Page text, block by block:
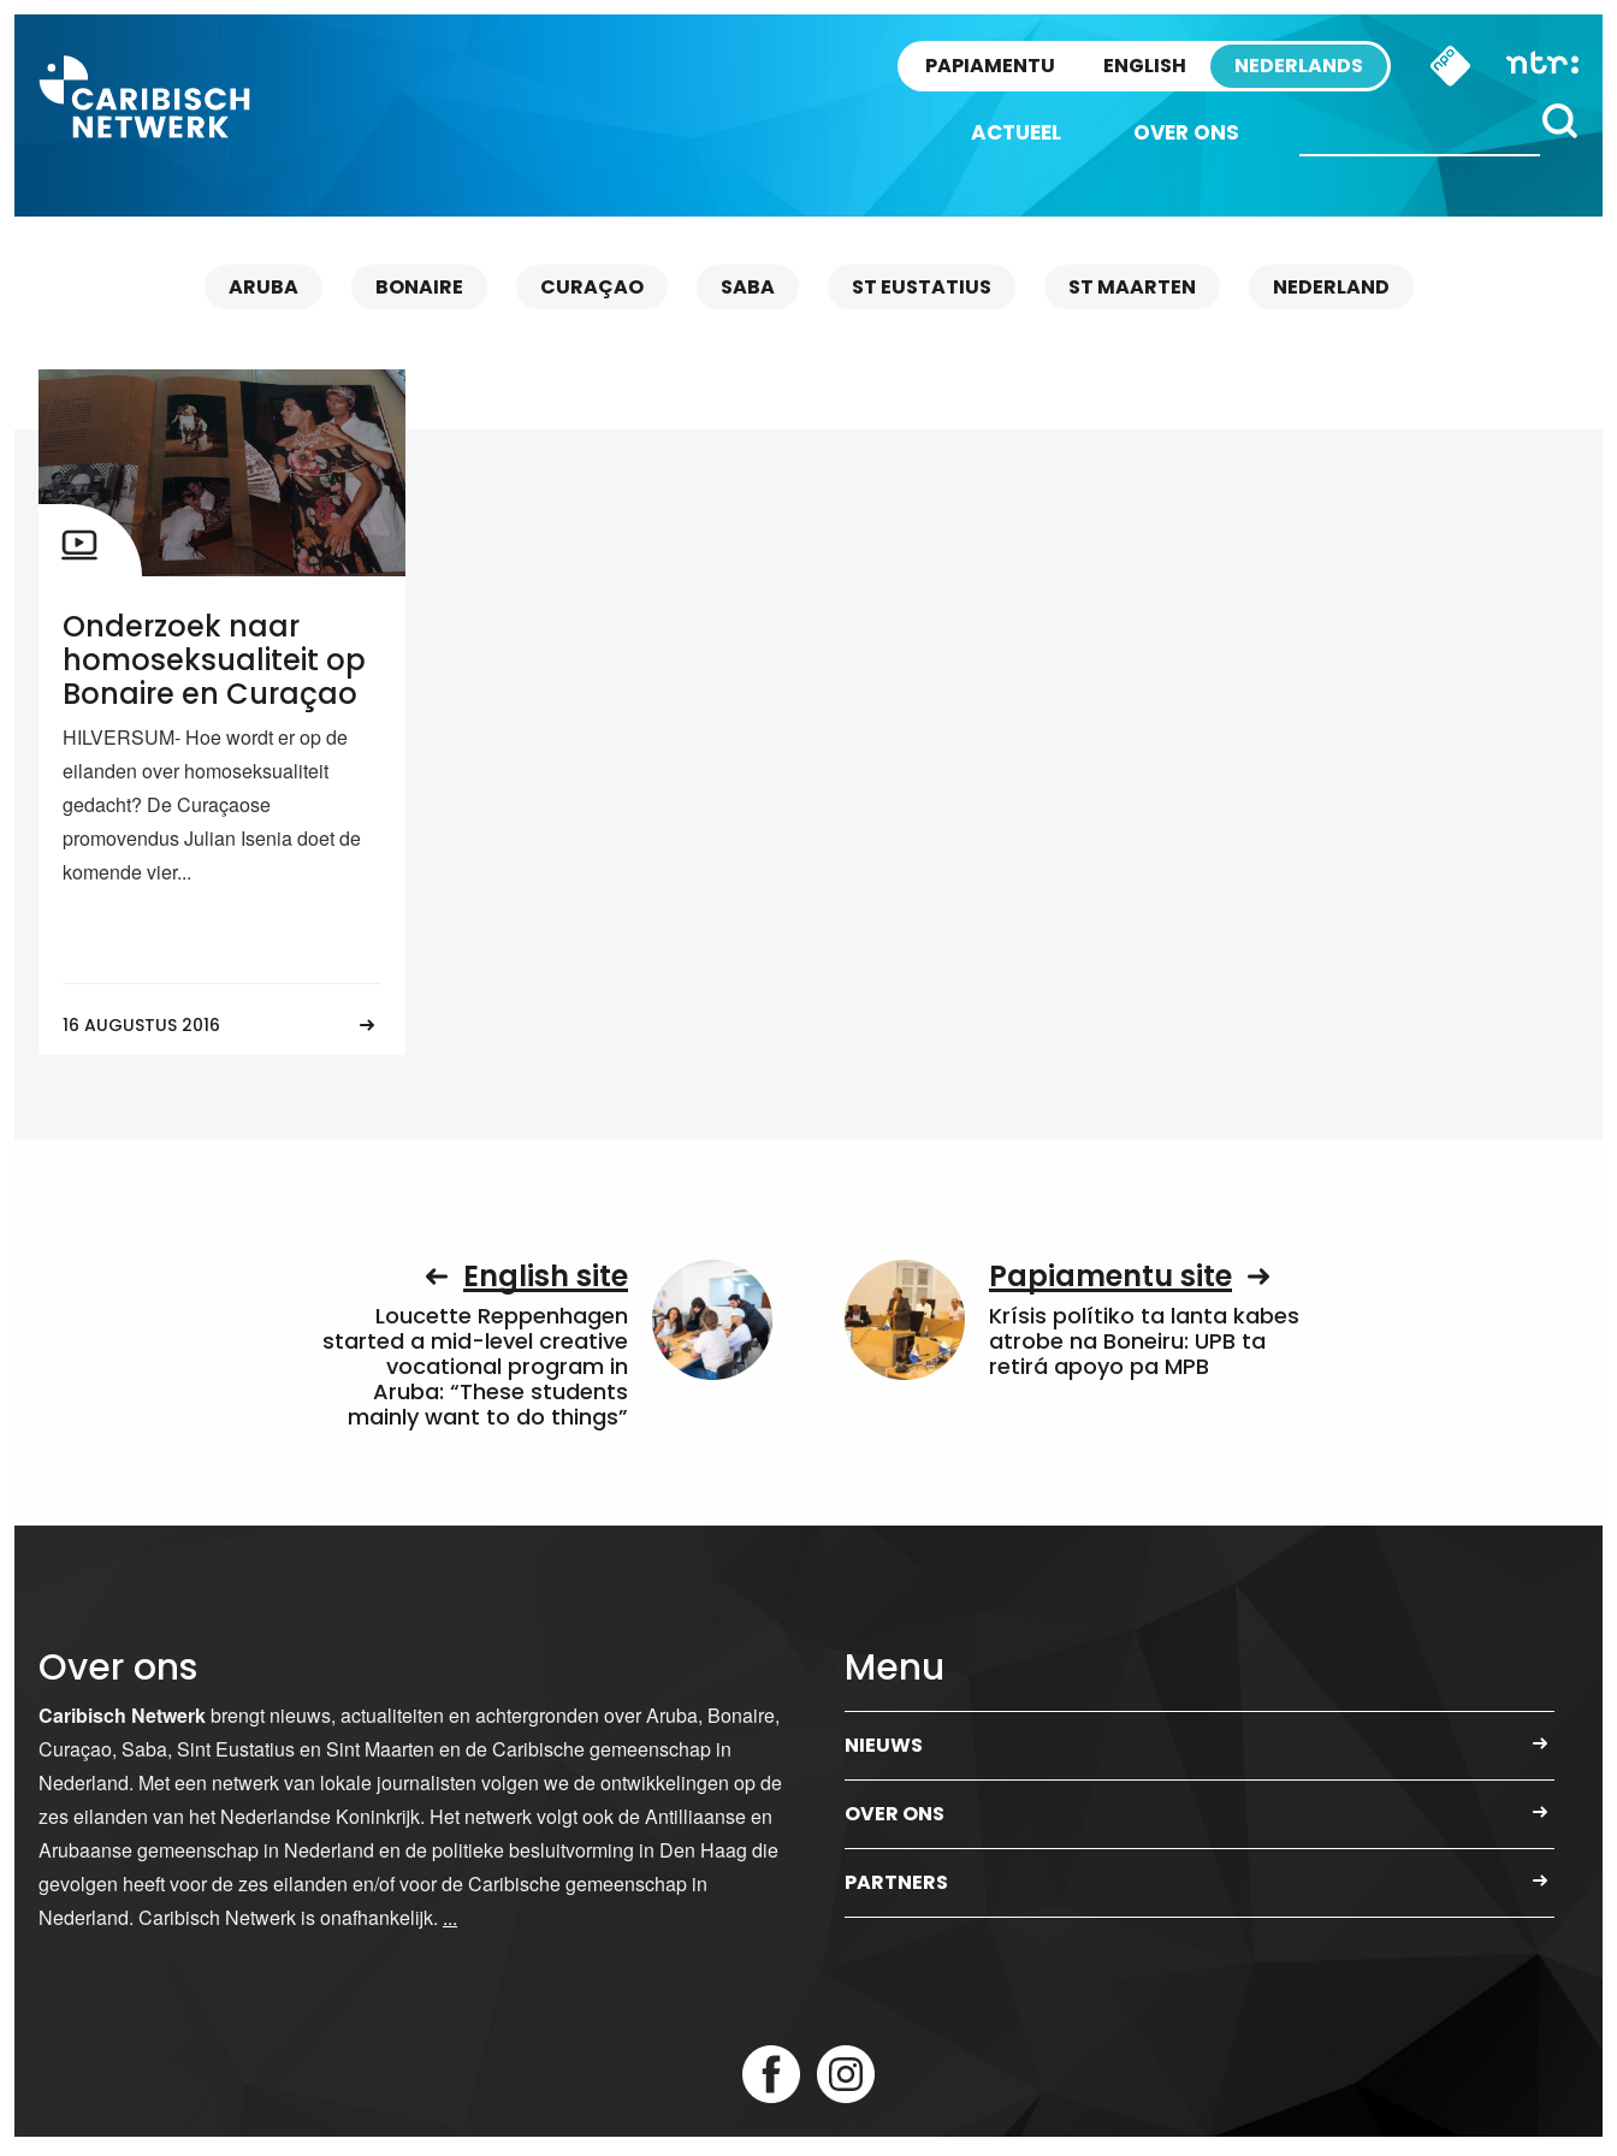
PAPIAMENTU ENGLISH NEDERLANDS
ACTUEEL OVER ONS
ARUBA BONAIRE CURAÇAO SABA ST EUSTATIUS ST MAARTEN NEDERLAND
Onderzoek naar
homoseksualiteit op
Bonaire en Curaçao
HILVERSUM- Hoe wordt er op de
eilanden over homoseksualiteit
gedacht? De Curaçaose
promovendus Julian Isenia doet de
komende vier...
16 AUGUSTUS 2016
English site
Loucette Reppenhagen
started a mid-level creative
vocational program in
Aruba: “These students
mainly want to do things”
Papiamentu site
Krísis polítiko ta lanta kabes
atrobe na Boneiru: UPB ta
retirá apoyo pa MPB
Over ons
Caribisch Netwerkbrengt nieuws, actualiteiten en achtergronden over Aruba, Bonaire,
Curaçao, Saba, Sint Eustatius en Sint Maarten en de Caribische gemeenschap in
Nederland. Met een netwerk van lokale journalisten volgen we de ontwikkelingen op de
zes eilanden van het Nederlandse Koninkrijk. Het netwerk volgt ook de Antilliaanse en
Arubaanse gemeenschap in Nederland en de politieke besluitvorming in Den Haag die
gevolgen heeft voor de zes eilanden en/of voor de Caribische gemeenschap in
Nederland. Caribisch Netwerk is onafhankelijk. ...
Menu
NIEUWS
OVER ONS
PARTNERS